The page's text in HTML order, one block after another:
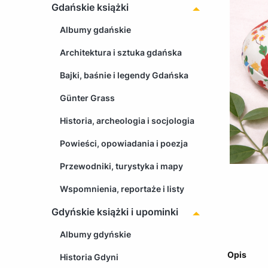
Gdańskie książki
Albumy gdańskie
Architektura i sztuka gdańska
Bajki, baśnie i legendy Gdańska
Günter Grass
Historia, archeologia i socjologia
Powieści, opowiadania i poezja
Przewodniki, turystyka i mapy
Wspomnienia, reportaże i listy
Gdyńskie książki i upominki
Albumy gdyńskie
Historia Gdyni Opis